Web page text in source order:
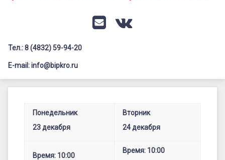
Профилактика дистанционных преступлений
Флагманы образования
Педагог-психолог
E-mailVK
Заголовок сайта → второстепенный
Тел.: 8 (4832) 59-94-20
E-mail: info@bipkro.ru
события
23.12-
23.12.2024
ГАУ ДПО "БИПКРО"
Понедельник
23 декабря
Вторник
24 декабря
Время: 10:00
Время: 10:00